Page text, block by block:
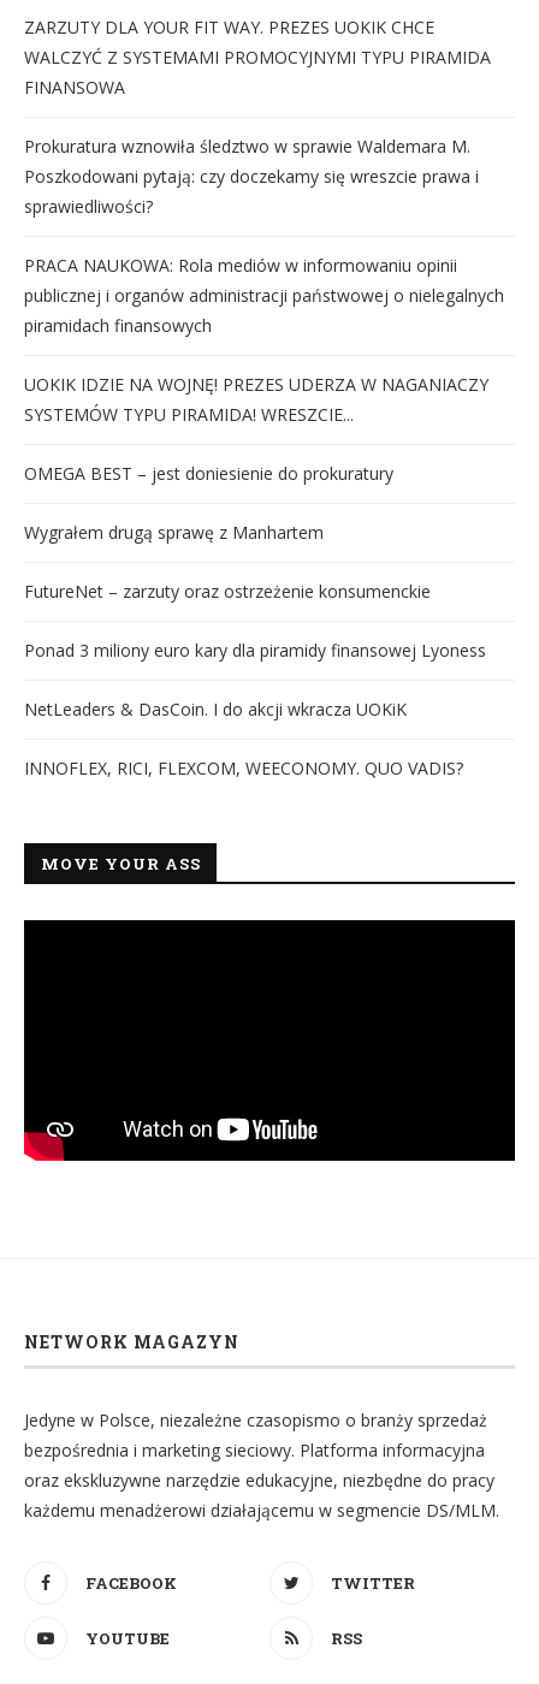
ZARZUTY DLA YOUR FIT WAY. PREZES UOKIK CHCE
WALCZYĆ Z SYSTEMAMI PROMOCYJNYMI TYPU PIRAMIDA
FINANSOWA
Prokuratura wznowiła śledztwo w sprawie Waldemara M.
Poszkodowani pytają: czy doczekamy się wreszcie prawa i
sprawiedliwości?
PRACA NAUKOWA: Rola mediów w informowaniu opinii
publicznej i organów administracji państwowej o nielegalnych
piramidach finansowych
UOKIK IDZIE NA WOJNĘ! PREZES UDERZA W NAGANIACZY
SYSTEMÓW TYPU PIRAMIDA! WRESZCIE...
OMEGA BEST – jest doniesienie do prokuratury
Wygrałem drugą sprawę z Manhartem
FutureNet – zarzuty oraz ostrzeżenie konsumenckie
Ponad 3 miliony euro kary dla piramidy finansowej Lyoness
NetLeaders & DasCoin. I do akcji wkracza UOKiK
INNOFLEX, RICI, FLEXCOM, WEECONOMY. QUO VADIS?
MOVE YOUR ASS
NETWORK MAGAZYN
Jedyne w Polsce, niezależne czasopismo o branży sprzedaż
bezpośrednia i marketing sieciowy. Platforma informacyjna
oraz ekskluzywne narzędzie edukacyjne, niezbędne do pracy
każdemu menadżerowi działającemu w segmencie DS/MLM.
FACEBOOK TWITTER
YOUTUBE RSS